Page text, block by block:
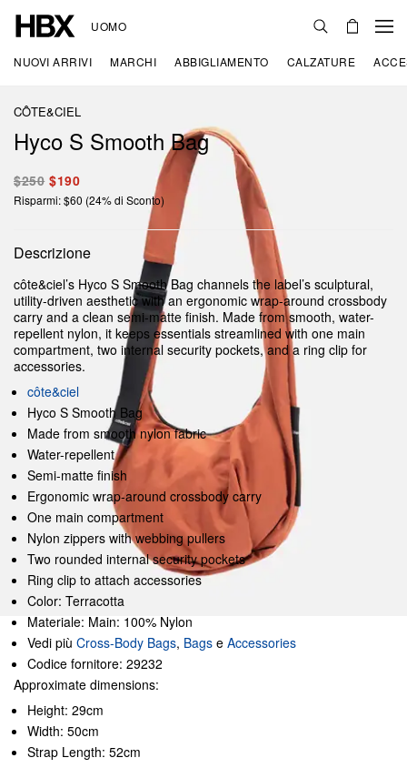
UOMO
NUOVI ARRIVI MARCHI ABBIGLIAMENTO CALZATURE
CÔTE&CIEL
Hyco S Smooth Bag
$250 $190
Risparmi: $60 (24% di Sconto)
Descrizione
côte&ciel’s Hyco S Smooth Bag channels the label’s sculptural,
utility-driven aesthetic with an ergonomic wrap-around crossbody
carry and a clean semi-matte finish. Made from smooth, water-
repellent nylon, it keeps essentials streamlined with one main
compartment, two internal security pockets, and a ring clip for
accessories.
côte&ciel
Hyco S Smooth Bag
Made from smooth nylon fabric
Water-repellent
Semi-matte finish
Ergonomic wrap-around crossbody carry
One main compartment
Nylon zippers with webbing pullers
Two rounded internal security pockets
Ring clip to attach accessories
Color: Terracotta
Materiale: Main: 100% Nylon
Vedi più Cross-Body Bags, Bags e Accessories
Codice fornitore: 29232
Approximate dimensions:
Height: 29cm
Width: 50cm
Strap Length: 52cm